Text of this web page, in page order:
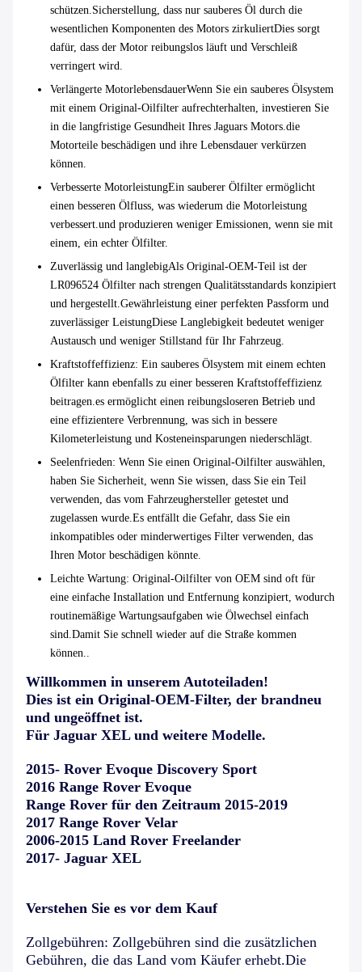
schützen.Sicherstellung, dass nur sauberes Öl durch die
wesentlichen Komponenten des Motors zirkuliertDies sorgt
dafür, dass der Motor reibungslos läuft und Verschleiß
verringert wird.
Verlängerte MotorlebensdauerWenn Sie ein sauberes Ölsystem
mit einem Original-Oilfilter aufrechterhalten, investieren Sie
in die langfristige Gesundheit Ihres Jaguars Motors.die
Motorteile beschädigen und ihre Lebensdauer verkürzen
können.
Verbesserte MotorleistungEin sauberer Ölfilter ermöglicht
einen besseren Ölfluss, was wiederum die Motorleistung
verbessert.und produzieren weniger Emissionen, wenn sie mit
einem, ein echter Ölfilter.
Zuverlässig und langlebigAls Original-OEM-Teil ist der
LR096524 Ölfilter nach strengen Qualitätsstandards konzipiert
und hergestellt.Gewährleistung einer perfekten Passform und
zuverlässiger LeistungDiese Langlebigkeit bedeutet weniger
Austausch und weniger Stillstand für Ihr Fahrzeug.
Kraftstoffeffizienz: Ein sauberes Ölsystem mit einem echten
Ölfilter kann ebenfalls zu einer besseren Kraftstoffeffizienz
beitragen.es ermöglicht einen reibungsloseren Betrieb und
eine effizientere Verbrennung, was sich in bessere
Kilometerleistung und Kosteneinsparungen niederschlägt.
Seelenfrieden: Wenn Sie einen Original-Oilfilter auswählen,
haben Sie Sicherheit, wenn Sie wissen, dass Sie ein Teil
verwenden, das vom Fahrzeughersteller getestet und
zugelassen wurde.Es entfällt die Gefahr, dass Sie ein
inkompatibles oder minderwertiges Filter verwenden, das
Ihren Motor beschädigen könnte.
Leichte Wartung: Original-Oilfilter von OEM sind oft für
eine einfache Installation und Entfernung konzipiert, wodurch
routinemäßige Wartungsaufgaben wie Ölwechsel einfach
sind.Damit Sie schnell wieder auf die Straße kommen
können..
Willkommen in unserem Autoteiladen!
Dies ist ein Original-OEM-Filter, der brandneu
und ungeöffnet ist.
Für Jaguar XEL und weitere Modelle.
2015- Rover Evoque Discovery Sport
2016 Range Rover Evoque
Range Rover für den Zeitraum 2015-2019
2017 Range Rover Velar
2006-2015 Land Rover Freelander
2017- Jaguar XEL
Verstehen Sie es vor dem Kauf
Zollgebühren: Zollgebühren sind die zusätzlichen
Gebühren, die das Land vom Käufer erhebt.Die